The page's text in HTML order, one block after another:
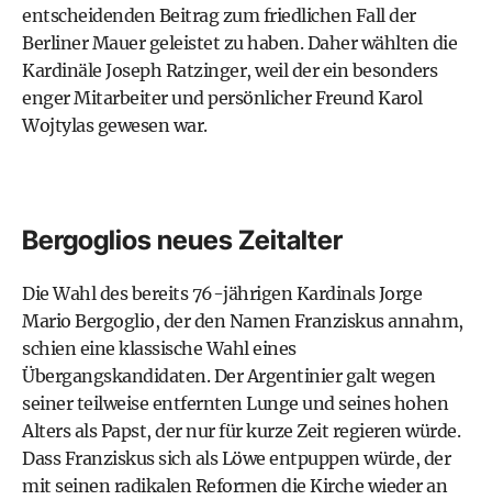
entscheidenden Beitrag zum friedlichen Fall der
Berliner Mauer geleistet zu haben. Daher wählten die
Kardinäle Joseph Ratzinger, weil der ein besonders
enger Mitarbeiter und persönlicher Freund Karol
Wojtylas gewesen war.
Bergoglios neues Zeitalter
Die Wahl des bereits 76-jährigen Kardinals Jorge
Mario Bergoglio, der den Namen Franziskus annahm,
schien eine klassische Wahl eines
Übergangskandidaten. Der Argentinier galt wegen
seiner teilweise entfernten Lunge und seines hohen
Alters als Papst, der nur für kurze Zeit regieren würde.
Dass Franziskus sich als Löwe entpuppen würde, der
mit seinen radikalen Reformen die Kirche wieder an